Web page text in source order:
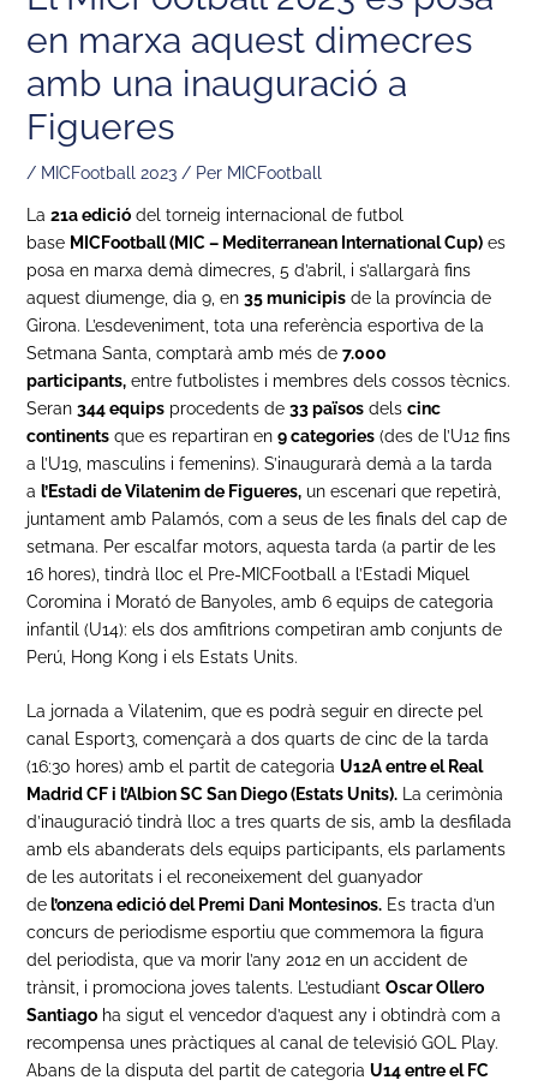
en marxa aquest dimecres
amb una inauguració a
Figueres
/ MICFootball 2023/ Per MICFootball
La 21a ediciódel torneig internacional de futbol
base MICFootball (MIC – Mediterranean International Cup)es
posa en marxa demà dimecres, 5 d’abril, i s’allargarà fins
aquest diumenge, dia 9, en 35 municipisde la província de
Girona. L’esdeveniment, tota una referència esportiva de la
Setmana Santa, comptarà amb més de 7.000
participants,entre futbolistes i membres dels cossos tècnics.
Seran 344 equipsprocedents de 33 païsosdels cinc
continentsque es repartiran en 9 categories(des de l’U12 fins
a l’U19, masculins i femenins). S’inaugurarà demà a la tarda
a l’Estadi de Vilatenim de Figueres,un escenari que repetirà,
juntament amb Palamós, com a seus de les finals del cap de
setmana. Per escalfar motors, aquesta tarda (a partir de les
16 hores), tindrà lloc el Pre-MICFootball a l’Estadi Miquel
Coromina i Morató de Banyoles, amb 6 equips de categoria
infantil (U14): els dos amfitrions competiran amb conjunts de
Perú, Hong Kong i els Estats Units.
La jornada a Vilatenim, que es podrà seguir en directe pel
canal Esport3, començarà a dos quarts de cinc de la tarda
(16:30 hores) amb el partit de categoria U12A entre el Real
Madrid CF i l’Albion SC San Diego (Estats Units).La cerimònia
d’inauguració tindrà lloc a tres quarts de sis, amb la desfilada
amb els abanderats dels equips participants, els parlaments
de les autoritats i el reconeixement del guanyador
del’onzena edició del Premi Dani Montesinos.Es tracta d’un
concurs de periodisme esportiu que commemora la figura
del periodista, que va morir l’any 2012 en un accident de
trànsit, i promociona joves talents. L’estudiant Oscar Ollero
Santiagoha sigut el vencedor d’aquest any i obtindrà com a
recompensa unes pràctiques al canal de televisió GOL Play.
Abans de la disputa del partit de categoria U14 entre el FC